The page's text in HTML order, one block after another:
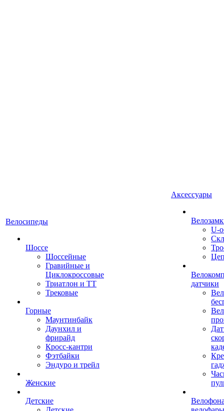
Велосипеды
Шоссе
Шоссейные
Гравийные и
Циклокроссовые
Триатлон и ТТ
Трековые
Горные
Маунтинбайк
Даунхил и
фрирайд
Кросс-кантри
Фэтбайки
Эндуро и трейл
Женские
Детские
Аксессуары
U-
датчики